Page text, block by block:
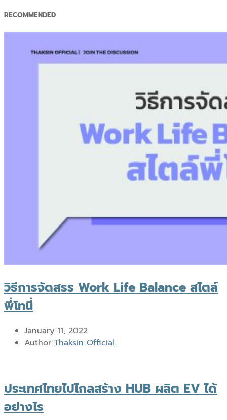
RECOMMENDED
วิธีการจัดสรร Work Life Balance สไตล์
พี่โทนี่
January 11, 2022
Author Thaksin Official
ประเทศไทยไปไกลสร้าง HUB ผลิต EV ได้
อย่างไร